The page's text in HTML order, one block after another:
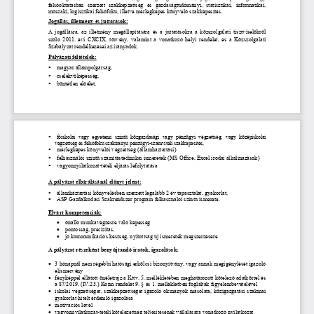
felsőoktatásban  szerzett  szakképzettség  és  gazdaságtudományi,  statisztikai,  informatikai,
műszaki, logisztikai felsőfokú, illetve mérlegképes könyvelő szakképesítés.
Jogállás, illetmény és juttatások:
A  jogállásra,  az  illetmény  megállapítására  és  a  juttatásokra  a  közszolgálati  tisztviselőkről
szóló  2011.  évi  CXCIX. törvény,  valamint  a  vonatkozó  helyi  rendelet,  és  a  Közszolgálati
Szabályzat rendelkezései az irányadók
Pályázati feltételek:
▪
magyar állampolgárság,
▪
cselekvőképesség,
▪
büntetlen előélet,
▪ főiskolai  vagy  egyetemi  szintű  közgazdasági  vagy  pénzügyi  végzettség,
vagy  középiskolai
végzettség és felsőfokú szakirányú pénzügyi-számviteli szakképesítés,
▪
mérlegképes könyvelői végzettség (államháztartási)
▪
felhasználói szintű számítástechnikai ismeretek (MS Office, Excel irodai alkalmazások)
▪
vagyonnyilatkozat-tételi eljárás lefolytatása
A pályázat elbírálásánál előnyt jelent:
▪
államháztartási könyvelésben szerzett legalább 2 év tapasztalat, gyakorlat,
▪
ASP Gazdálkodási Szakrendszer program felhasználói szintű ismerete.
Elvárt kompetenciák:
•
önálló munkavégzésre való képesség
•
pontosság, precizitás,
•
jó kommunikációs készség, nyitottság új ismeretek megszerzésére
A pályázat részeként benyújtandó iratok, igazolások:
• 3 hónapnál nem régebbi hatósági erkölcsi bizonyítvány, vagy annak megigénylését igazoló
elismervény
•
fényképpel ellátott önéletrajz a Kttv. 5. mellékletében meghatározott kötelező adatkörrel és
a 87/2019. (IV.23.) Korm rendelet 9. § és 1. mellékletben foglaltak figyelembevételével
•
iskolai végzettséget, szakképzettséget igazoló okmányok másolata, közigazgatási szakmai
gyakorlat hitelt érdemlő igazolása
•
motivációs levél
•
vagyonnyilatkozat-tételi kötelezettség teljesítésének vállalására vonatkozó nyilatkozat